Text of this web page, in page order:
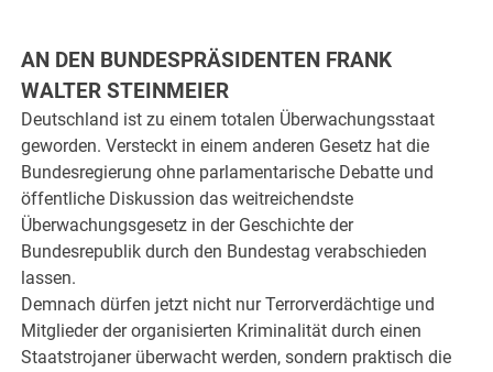
AN DEN BUNDESPRÄSIDENTEN FRANK
WALTER STEINMEIER
Deutschland ist zu einem totalen Überwachungsstaat
geworden. Versteckt in einem anderen Gesetz hat die
Bundesregierung ohne parlamentarische Debatte und
öffentliche Diskussion das weitreichendste
Überwachungsgesetz in der Geschichte der
Bundesrepublik durch den Bundestag verabschieden
lassen.
Demnach dürfen jetzt nicht nur Terrorverdächtige und
Mitglieder der organisierten Kriminalität durch einen
Staatstrojaner überwacht werden, sondern praktisch die